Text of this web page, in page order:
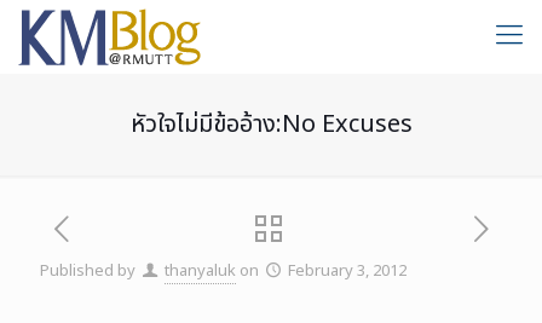
หัวใจไม่มีข้ออ้าง:No Excuses
Published by thanyaluk on February 3, 2012